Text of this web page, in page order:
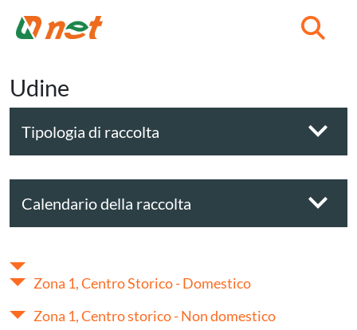
Udine
Tipologia di raccolta
Calendario della raccolta
Zona 1, Centro Storico - Domestico
Zona 1, Centro storico - Non domestico